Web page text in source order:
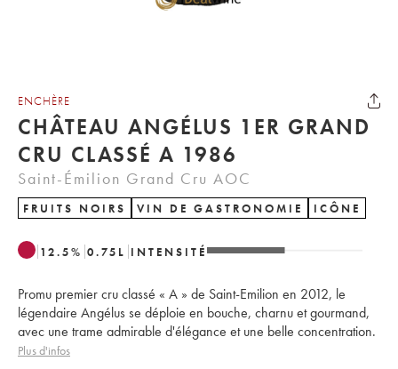
ENCHÈRE
CHÂTEAU ANGÉLUS 1ER GRAND
CRU CLASSÉ A 1986
Saint-Émilion Grand Cru AOC
FRUITS NOIRS VIN DE GASTRONOMIE ICÔNE
12.5% 0.75 L INTENSITÉ
Promu premier cru classé « A » de Saint-Emilion en 2012, le
légendaire Angélus se déploie en bouche, charnu et gourmand,
avec une trame admirable d'élégance et une belle concentration.
Plus d'infos